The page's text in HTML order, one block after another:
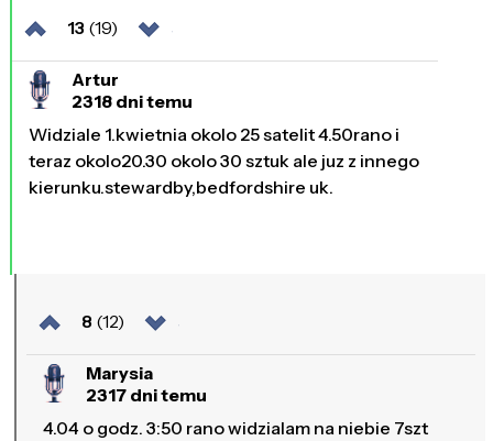
13 (19)
Artur
2318 dni temu
Widziale 1.kwietnia okolo 25 satelit 4.50rano i
teraz okolo20.30 okolo 30 sztuk ale juz z innego
kierunku.stewardby,bedfordshire uk.
8 (12)
Marysia
2317 dni temu
4.04 o godz. 3:50 rano widzialam na niebie 7szt